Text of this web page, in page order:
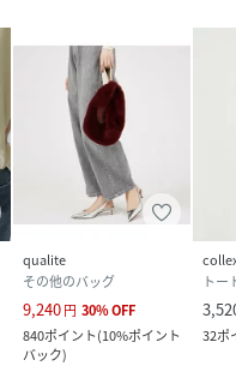
プッシュ通知でもお知らせい
入り登録
情報「新着アイテム」「セ
い情報をお送りいたします！
わせてお使い頂くとよりお
ユニセックス
中国
qualite
その他のバッグ
9,240円 30%OFF
840ポイント(10%ポイント
バック)
トー
32ポ